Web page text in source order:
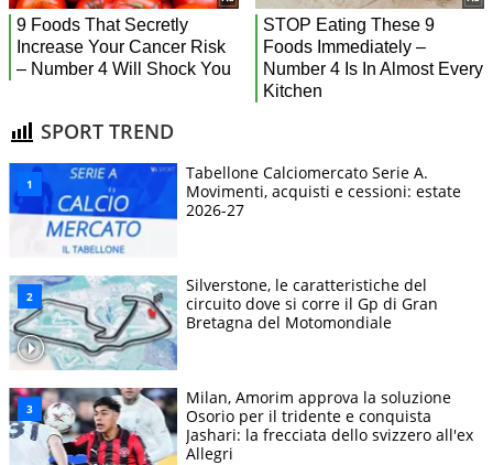
SPORT TREND
Tabellone Calciomercato Serie A.
Movimenti, acquisti e cessioni: estate
2026-27
Silverstone, le caratteristiche del
circuito dove si corre il Gp di Gran
Bretagna del Motomondiale
Milan, Amorim approva la soluzione
Osorio per il tridente e conquista
Jashari: la frecciata dello svizzero all'ex
Allegri